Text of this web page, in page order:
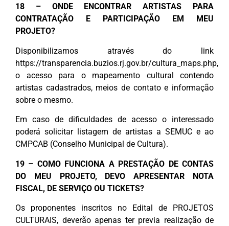
18 – ONDE ENCONTRAR ARTISTAS PARA
CONTRATAÇÃO E PARTICIPAÇÃO EM MEU
PROJETO?
Disponibilizamos através do link
https://transparencia.buzios.rj.gov.br/cultura_maps.php,
o acesso para o mapeamento cultural contendo
artistas cadastrados, meios de contato e informação
sobre o mesmo.
Em caso de dificuldades de acesso o interessado
poderá solicitar listagem de artistas a SEMUC e ao
CMPCAB (Conselho Municipal de Cultura).
19 – COMO FUNCIONA A PRESTAÇÃO DE CONTAS
DO MEU PROJETO, DEVO APRESENTAR NOTA
FISCAL, DE SERVIÇO OU TICKETS?
Os proponentes inscritos no Edital de PROJETOS
CULTURAIS, deverão apenas ter previa realização de